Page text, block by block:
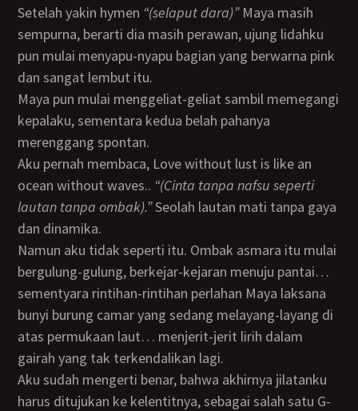
Setelah yakin hymen “(selaput dara)”Maya masih
sempurna, berarti dia masih perawan, ujung lidahku
pun mulai menyapu-nyapu bagian yang berwarna pink
dan sangat lembut itu.
Maya pun mulai menggeliat-geliat sambil memegangi
kepalaku, sementara kedua belah pahanya
merenggang spontan.
Aku pernah membaca, Love without lust is like an
ocean without waves.. “(Cinta tanpa nafsu seperti
lautan tanpa ombak).”Seolah lautan mati tanpa gaya
dan dinamika.
Namun aku tidak seperti itu. Ombak asmara itu mulai
bergulung-gulung, berkejar-kejaran menuju pantai…
sementyara rintihan-rintihan perlahan Maya laksana
bunyi burung camar yang sedang melayang-layang di
atas permukaan laut… menjerit-jerit lirih dalam
gairah yang tak terkendalikan lagi.
Aku sudah mengerti benar, bahwa akhirnya jilatanku
harus ditujukan ke kelentitnya, sebagai salah satu G-